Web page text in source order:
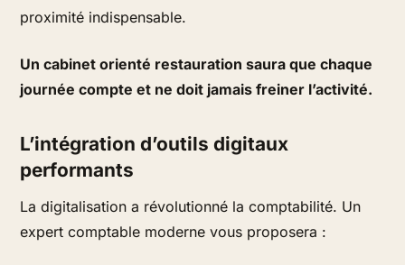
proximité indispensable.
Un cabinet orienté restauration saura que chaque
journée compte et ne doit jamais freiner l’activité.
L’intégration d’outils digitaux
performants
La digitalisation a révolutionné la comptabilité. Un
expert comptable moderne vous proposera :